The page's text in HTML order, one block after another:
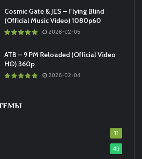
Cosmic Gate & JES – Flying Blind
(Official Music Video) 1080p60
2026-02-05
ATB – 9 PM Reloaded (Official Video
HQ) 360p
2026-02-04
11
49